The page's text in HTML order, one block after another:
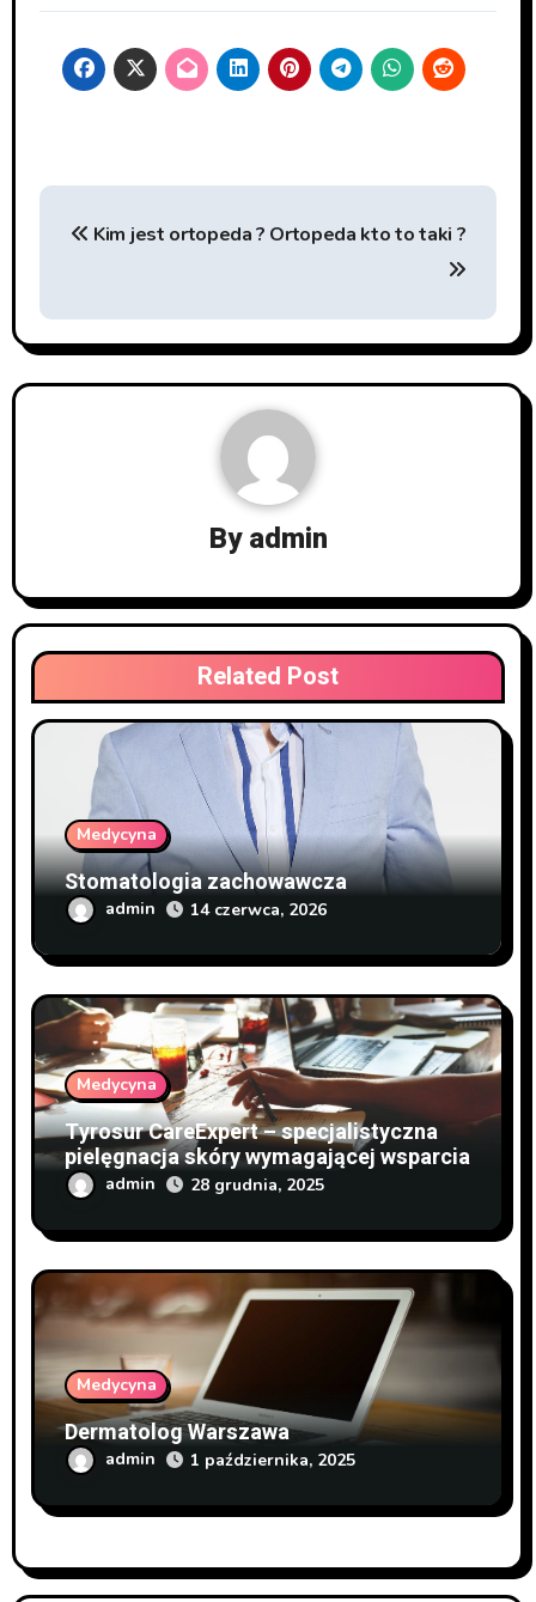
Nawigacja
wpisu
Kim jest ortopeda ? Ortopeda kto to taki ?
Byadmin
Related Post
Medycyna
Stomatologia zachowawcza
admin 14 czerwca, 2026
Medycyna
Tyrosur CareExpert – specjalistyczna
pielęgnacja skóry wymagającej wsparcia
admin 28 grudnia, 2025
Medycyna
Dermatolog Warszawa
admin 1 października, 2025